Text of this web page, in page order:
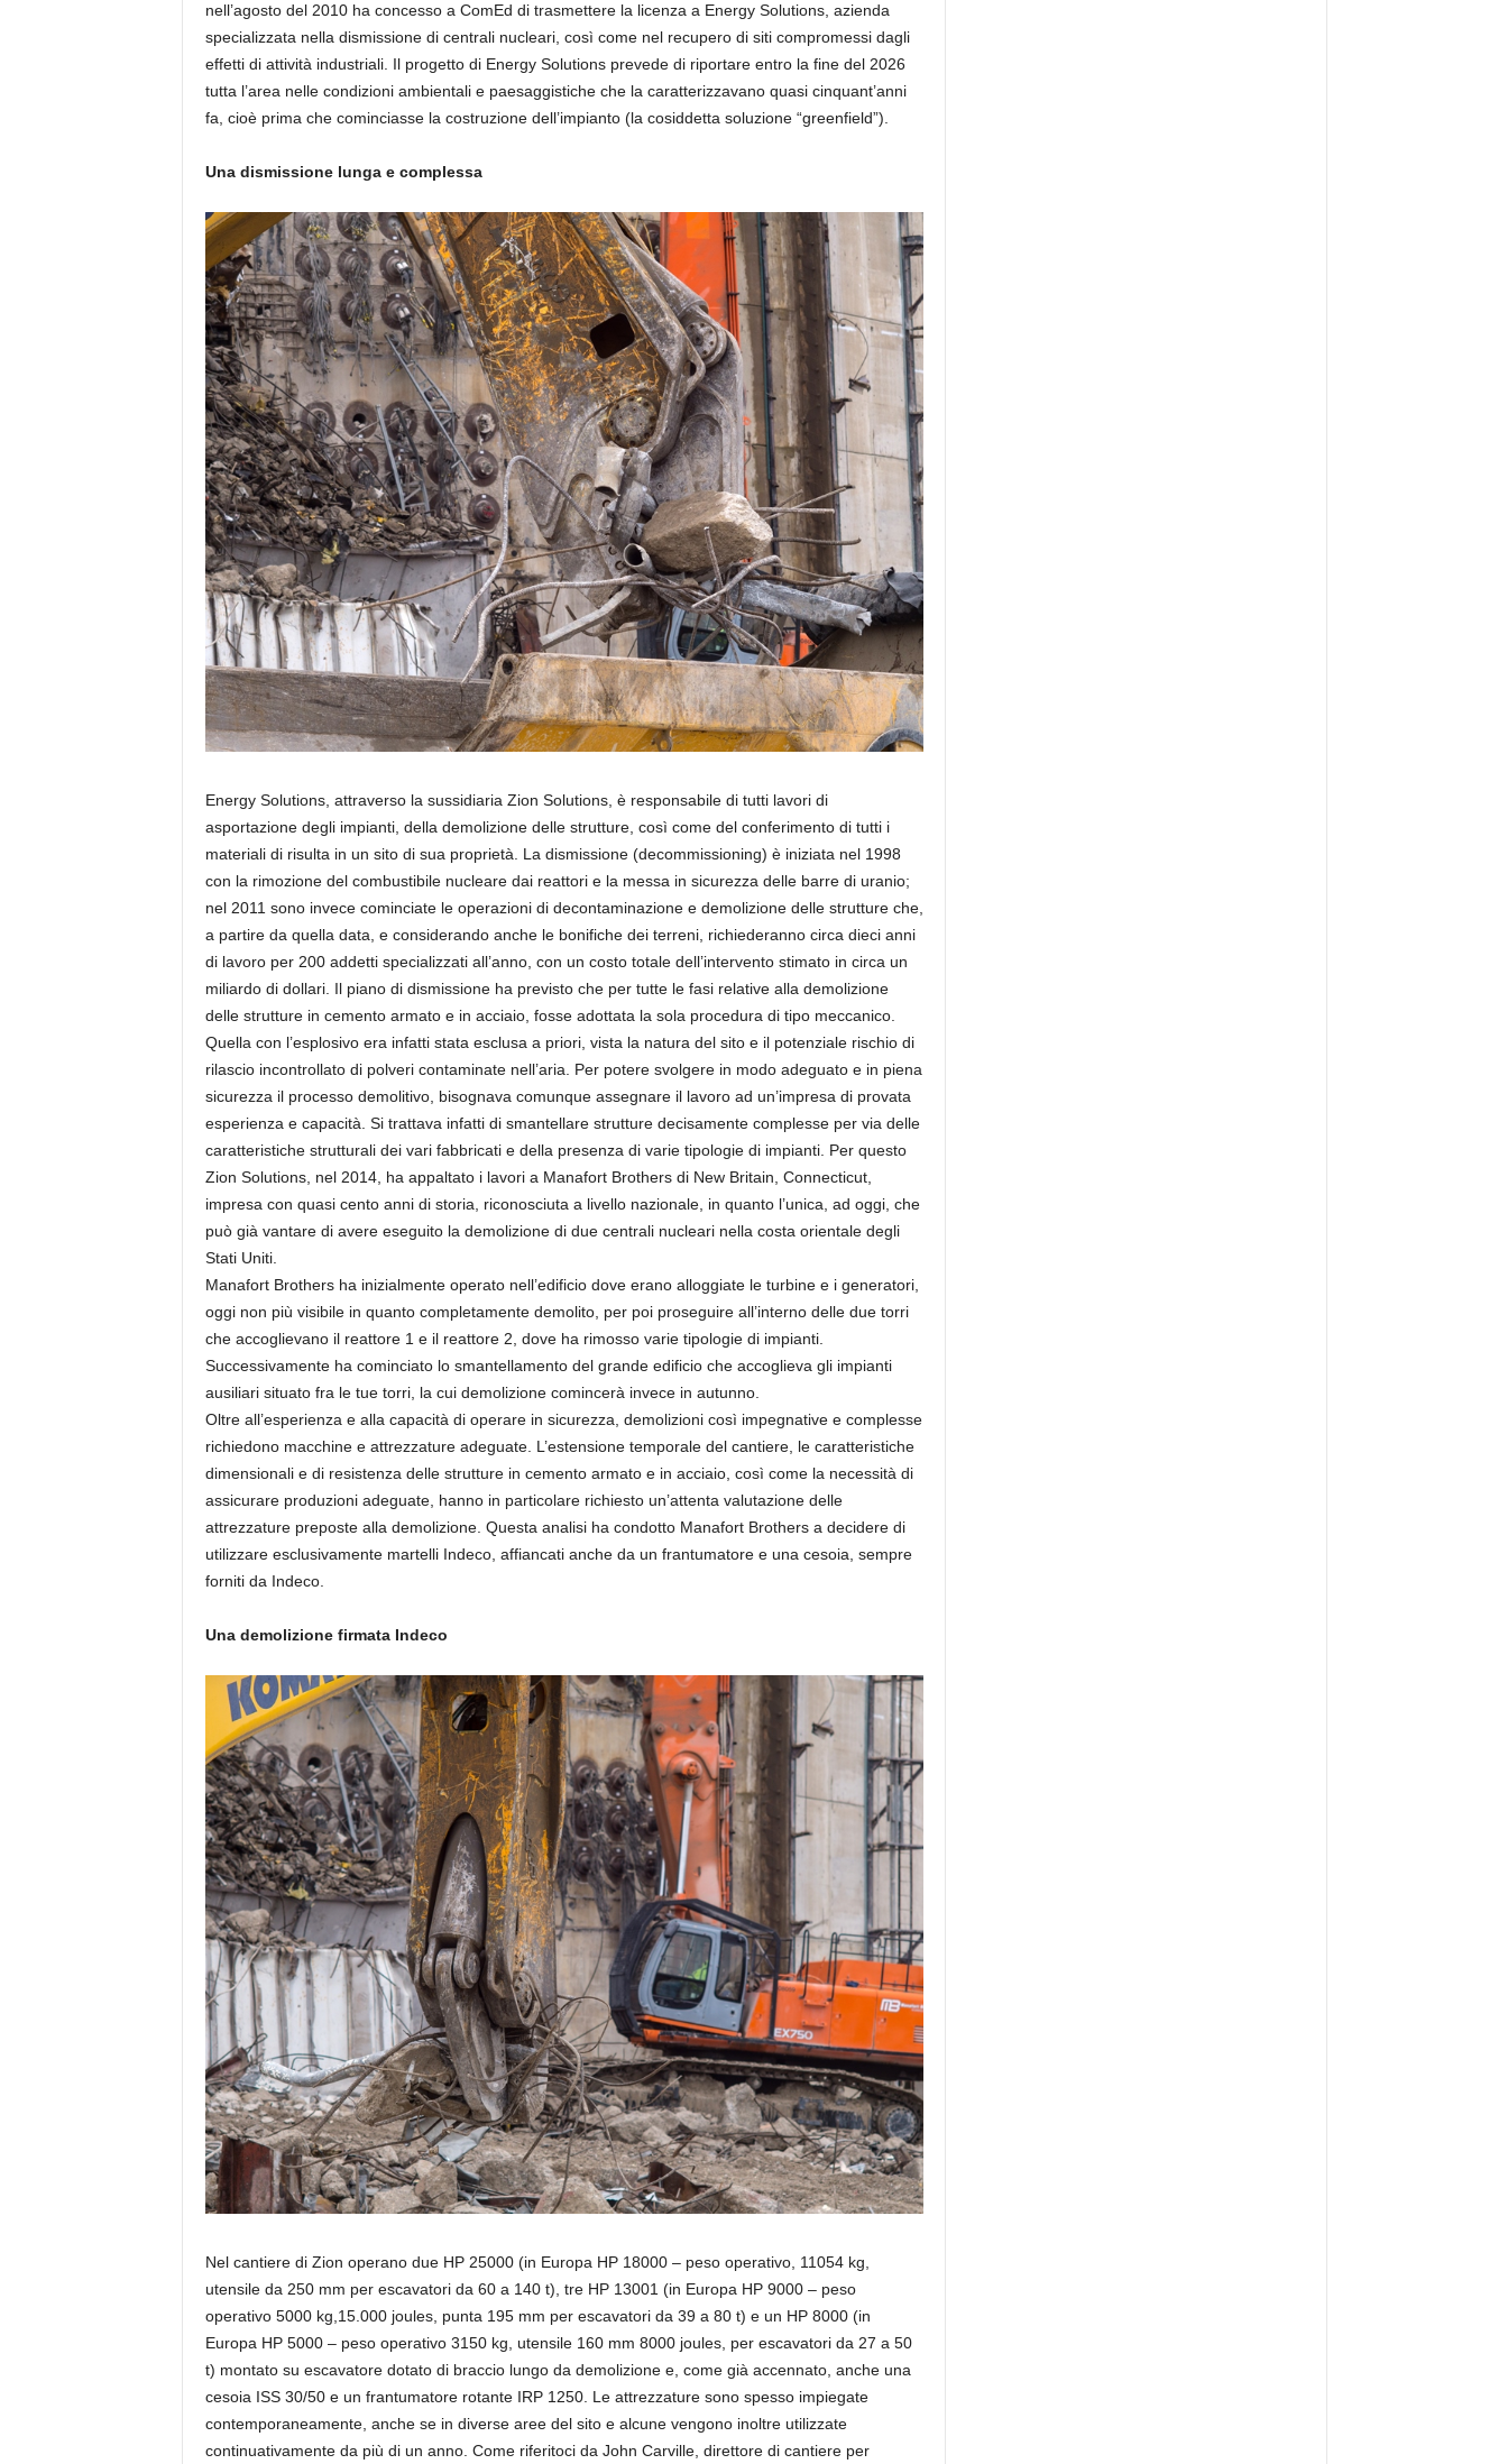
nell’agosto del 2010 ha concesso a ComEd di trasmettere la licenza a Energy Solutions, azienda
specializzata nella dismissione di centrali nucleari, così come nel recupero di siti compromessi dagli
effetti di attività industriali. Il progetto di Energy Solutions prevede di riportare entro la fine del 2026
tutta l’area nelle condizioni ambientali e paesaggistiche che la caratterizzavano quasi cinquant’anni
fa, cioè prima che cominciasse la costruzione dell’impianto (la cosiddetta soluzione “greenfield”).
Una dismissione lunga e complessa
Energy Solutions, attraverso la sussidiaria Zion Solutions, è responsabile di tutti lavori di
asportazione degli impianti, della demolizione delle strutture, così come del conferimento di tutti i
materiali di risulta in un sito di sua proprietà. La dismissione (decommissioning) è iniziata nel 1998
con la rimozione del combustibile nucleare dai reattori e la messa in sicurezza delle barre di uranio;
nel 2011 sono invece cominciate le operazioni di decontaminazione e demolizione delle strutture che,
a partire da quella data, e considerando anche le bonifiche dei terreni, richiederanno circa dieci anni
di lavoro per 200 addetti specializzati all’anno, con un costo totale dell’intervento stimato in circa un
miliardo di dollari. Il piano di dismissione ha previsto che per tutte le fasi relative alla demolizione
delle strutture in cemento armato e in acciaio, fosse adottata la sola procedura di tipo meccanico.
Quella con l’esplosivo era infatti stata esclusa a priori, vista la natura del sito e il potenziale rischio di
rilascio incontrollato di polveri contaminate nell’aria. Per potere svolgere in modo adeguato e in piena
sicurezza il processo demolitivo, bisognava comunque assegnare il lavoro ad un’impresa di provata
esperienza e capacità. Si trattava infatti di smantellare strutture decisamente complesse per via delle
caratteristiche strutturali dei vari fabbricati e della presenza di varie tipologie di impianti. Per questo
Zion Solutions, nel 2014, ha appaltato i lavori a Manafort Brothers di New Britain, Connecticut,
impresa con quasi cento anni di storia, riconosciuta a livello nazionale, in quanto l’unica, ad oggi, che
può già vantare di avere eseguito la demolizione di due centrali nucleari nella costa orientale degli
Stati Uniti.
Manafort Brothers ha inizialmente operato nell’edificio dove erano alloggiate le turbine e i generatori,
oggi non più visibile in quanto completamente demolito, per poi proseguire all’interno delle due torri
che accoglievano il reattore 1 e il reattore 2, dove ha rimosso varie tipologie di impianti.
Successivamente ha cominciato lo smantellamento del grande edificio che accoglieva gli impianti
ausiliari situato fra le tue torri, la cui demolizione comincerà invece in autunno.
Oltre all’esperienza e alla capacità di operare in sicurezza, demolizioni così impegnative e complesse
richiedono macchine e attrezzature adeguate. L’estensione temporale del cantiere, le caratteristiche
dimensionali e di resistenza delle strutture in cemento armato e in acciaio, così come la necessità di
assicurare produzioni adeguate, hanno in particolare richiesto un’attenta valutazione delle
attrezzature preposte alla demolizione. Questa analisi ha condotto Manafort Brothers a decidere di
utilizzare esclusivamente martelli Indeco, affiancati anche da un frantumatore e una cesoia, sempre
forniti da Indeco.
Una demolizione firmata Indeco
Nel cantiere di Zion operano due HP 25000 (in Europa HP 18000 – peso operativo, 11054 kg,
utensile da 250 mm per escavatori da 60 a 140 t), tre HP 13001 (in Europa HP 9000 – peso
operativo 5000 kg,15.000 joules, punta 195 mm per escavatori da 39 a 80 t) e un HP 8000 (in
Europa HP 5000 – peso operativo 3150 kg, utensile 160 mm 8000 joules, per escavatori da 27 a 50
t) montato su escavatore dotato di braccio lungo da demolizione e, come già accennato, anche una
cesoia ISS 30/50 e un frantumatore rotante IRP 1250. Le attrezzature sono spesso impiegate
contemporaneamente, anche se in diverse aree del sito e alcune vengono inoltre utilizzate
continuativamente da più di un anno. Come riferitoci da John Carville, direttore di cantiere per